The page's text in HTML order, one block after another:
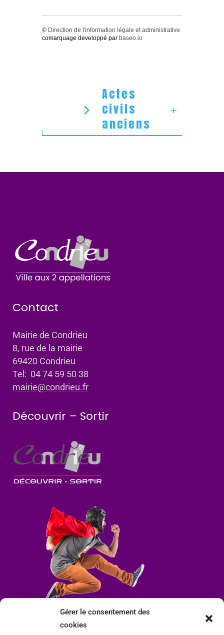
Gérer le consentement des
cookies
© Direction de l'information légale et administrative
comarquage developpé par baseo.io
Actes
civils
anciens
Contact
Mairie de Condrieu
8, rue de la mairie
69420 Condrieu
Tel: 04 74 59 50 38
mairie@condrieu.fr
Découvrir – Sortir